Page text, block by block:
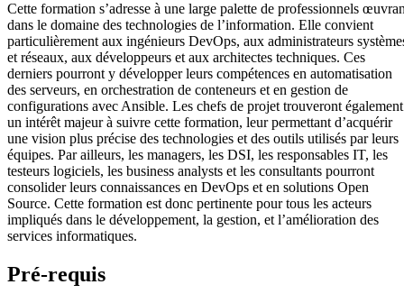
Cette formation s’adresse à une large palette de professionnels
dans le domaine des technologies de l’information. Elle convient
particulièrement aux ingénieurs DevOps, aux administrateurs
et réseaux, aux développeurs et aux architectes techniques. Ces
derniers pourront y développer leurs compétences en automatisation
des serveurs, en orchestration de conteneurs et en gestion de
configurations avec Ansible. Les chefs de projet trouveront également
un intérêt majeur à suivre cette formation, leur permettant d’acquérir
une vision plus précise des technologies et des outils utilisés par leurs
équipes. Par ailleurs, les managers, les DSI, les responsables IT, les
testeurs logiciels, les business analysts et les consultants pourront
consolider leurs connaissances en DevOps et en solutions Open
Source. Cette formation est donc pertinente pour tous les acteurs
impliqués dans le développement, la gestion, et l’amélioration des
services informatiques.
Pré-requis